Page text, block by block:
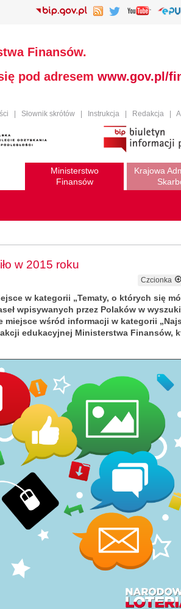
Finansów.
pod adresem www.gov.pl/
Słownik skrótów Instrukcja Redakcja
Ministerstwo
Finansów
Krajowa
w 2015 roku
Czcionka
w kategorii „Tematy, o których się
wpisywanych przez Polaków w
miejsce wśród informacji w kategorii
edukacyjnej Ministerstwa Finansów,